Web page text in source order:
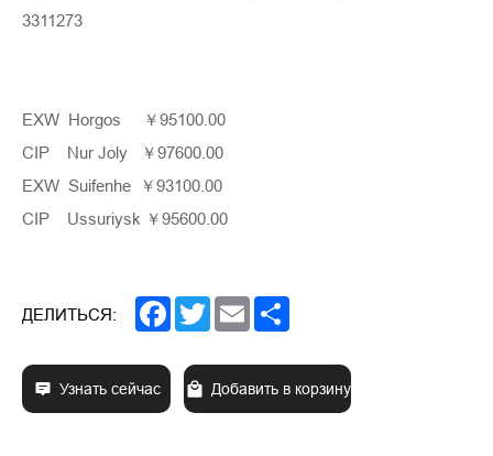
3311273
EXW Horgos ￥95100.00
CIP Nur Joly ￥97600.00
EXW Suifenhe ￥93100.00
CIP Ussuriysk ￥95600.00
ДЕЛИТЬСЯ: Facebook
TwitterEmail
Узнать сейчас Добавить в корзину